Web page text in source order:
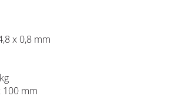
x 0,8 mm
100 mm